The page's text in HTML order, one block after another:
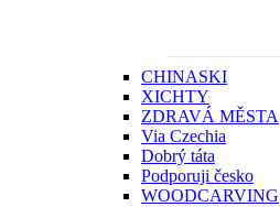
CHINASKI
XICHTY
ZDRAVÁ MĚSTA
Via Czechia
Dobrý táta
Podporuji česko
WOODCARVING